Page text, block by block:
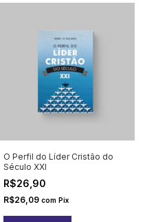
O Perfil do Líder Cristão do
Século XXI
R$26,90
R$26,09 com Pix